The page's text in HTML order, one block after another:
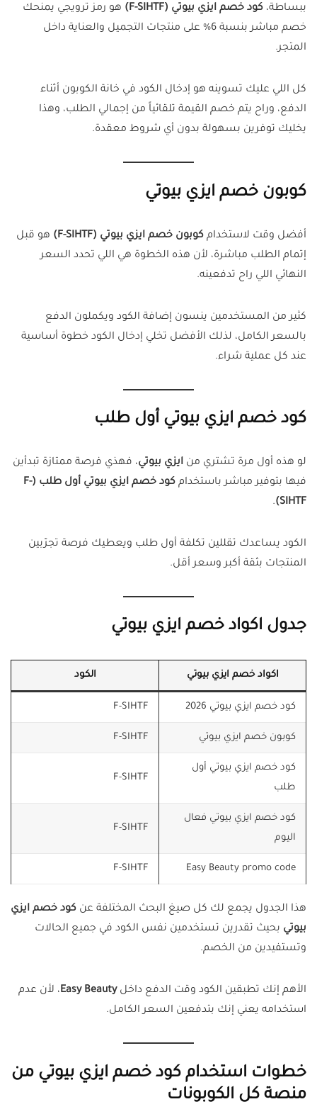
ببساطة، كود خصم ايزي بيوتي (F-SIHTF)
هو رمز ترويجي يمنحك
خصم مباشر بنسبة 6% على منتجات التجميل والعناية داخل
المتجر.
كل اللي عليك تسوينه هو إدخال الكود في خانة الكوبون أثناء
الدفع، وراح يتم خصم القيمة تلقائياً من إجمالي الطلب، وهذا
يخليك توفرين بسهولة بدون أي شروط معقدة.
كوبون خصم ايزي بيوتي
أفضل وقت لاستخدام كوبون خصم ايزي بيوتي (F-SIHTF)
هو قبل
إتمام الطلب مباشرة، لأن هذه الخطوة هي اللي تحدد السعر
النهائي اللي راح تدفعينه.
كثير من المستخدمين ينسون إضافة الكود ويكملون الدفع
بالسعر الكامل، لذلك الأفضل تخلي إدخال الكود خطوة أساسية
عند كل عملية شراء.
كود خصم ايزي بيوتي أول طلب
لو هذه أول مرة تشتري من ايزي بيوتي، فهذي فرصة ممتازة تبدأين
فيها بتوفير مباشر باستخدام
كود خصم ايزي بيوتي أول طلب (F-
SIHTF)
.
الكود يساعدك تقللين تكلفة أول طلب ويعطيك فرصة تجرّبين
المنتجات بثقة أكبر وسعر أقل.
جدول اكواد خصم ايزي بيوتي
اكواد خصم ايزي بيوتي الكود
كود خصم ايزي بيوتي 2026 F-SIHTF
كوبون خصم ايزي بيوتي F-SIHTF
كود خصم ايزي بيوتي أول
طلب
F-SIHTF
كود خصم ايزي بيوتي فعال
اليوم
F-SIHTF
Easy Beauty promo code
F-SIHTF
هذا الجدول يجمع لك كل صيغ البحث المختلفة عن كود خصم ايزي
بيوتي بحيث تقدرين تستخدمين نفس الكود في جميع الحالات
وتستفيدين من الخصم.
الأهم إنك تطبقين الكود وقت الدفع داخلEasy Beauty، لأن عدم
استخدامه يعني إنك بتدفعين السعر الكامل.
خطوات استخدام كود خصم ايزي بيوتي من
منصة كل الكوبونات